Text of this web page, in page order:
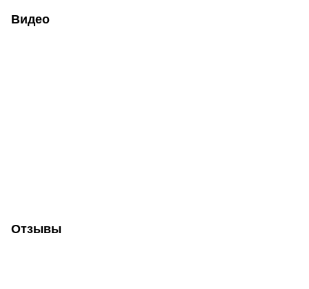
Видео
Отзывы